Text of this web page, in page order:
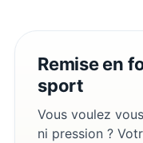
Remise en
sport
Vous voulez
ni pression ?